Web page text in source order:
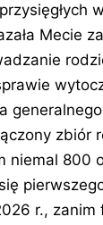
w
Mecie
zbiór
niemal 800
r., zanim